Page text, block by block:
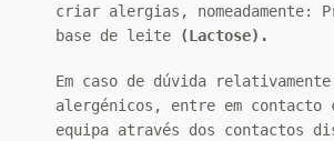
criar alergias, nomeadamente:
base de leite
(Lactose).
Em caso de dúvida
alergénicos, entre em contacto
equipa através dos contactos